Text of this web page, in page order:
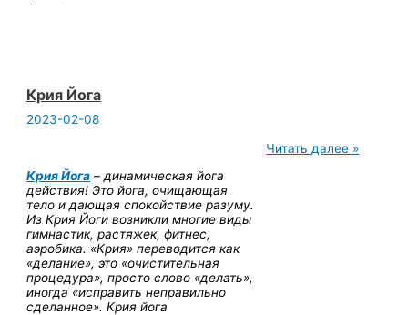
Крия Йога
2023-02-08
Крия Йога – динамическая йога
действия! Это йога, очищающая
тело и дающая спокойствие разуму.
Из Крия Йоги возникли многие виды
гимнастик, растяжек, фитнес,
аэробика. «Крия» переводится как
«делание», это «очистительная
процедура», просто слово «делать»,
иногда «исправить неправильно
сделанное». Крия йога
Крия
Читать далее »